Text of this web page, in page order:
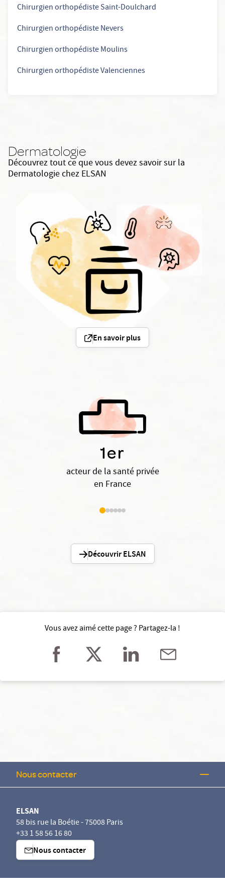
Chirurgien orthopédiste Saint-Doulchard
Chirurgien orthopédiste Nevers
Chirurgien orthopédiste Moulins
Chirurgien orthopédiste Valenciennes
Dermatologie
Découvrez tout ce que vous devez savoir sur la
Dermatologie chez ELSAN
En savoir plus
1er
acteur de la santé privée
en France
Découvrir ELSAN
Vous avez aimé cette page ? Partagez-la !
Nous contacter
ELSAN
58 bis rue la Boétie - 75008 Paris
+33 1 58 56 16 80
Nous contacter